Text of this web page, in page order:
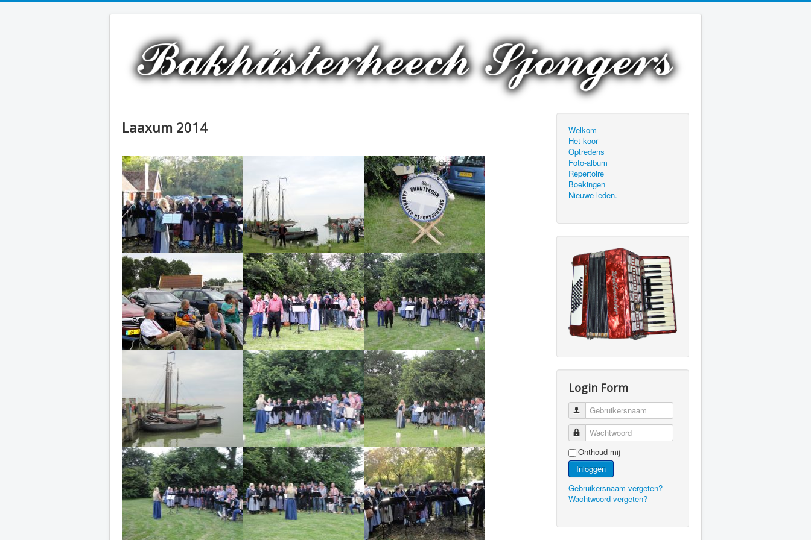
Laaxum 2014
Welkom
Het koor
Optredens
Foto-album
Repertoire
Boekingen
Nieuwe leden.
Login Form
Gebruikersnaam
Wachtwoord
Onthoud mij
Inloggen
Gebruikersnaam vergeten?
Wachtwoord vergeten?